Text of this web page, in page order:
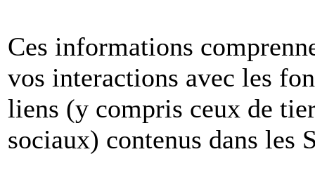
Ces informations
vos interactions avec les
liens (y compris ceux de
sociaux) contenus dans les